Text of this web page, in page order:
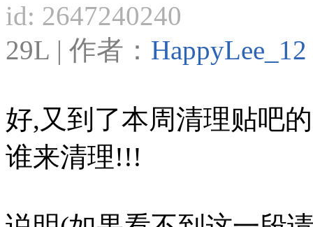
id: 2647240240
29L | 作者： HappyLee_12
好,又到了本周清理贴吧
谁来清理!!!